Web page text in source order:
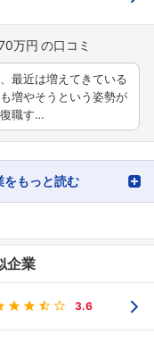
万円
最近は増えてきている
増やそうという姿勢が
職す…
をもっと読む
企業
3.6